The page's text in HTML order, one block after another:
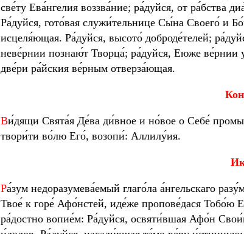
све́ту Ева́нгелия воззва́ние; ра́дуйся, от ра́бства
Ра́дуйся, гото́вая служи́тельнице Сы́на Своего́ и
исцеля́ющая. Ра́дуйся, высото́ доброде́телей;
неве́рнии познаю́т Творца́; ра́дуйся, Еюже ве́рнии
две́ри ра́йския ве́рным отверза́ющая.
К
Ви́дящи Свята́я Де́ва ди́вное и но́вое о Себе́
твори́ти во́лю Его́, возопи́: Аллилу́ия.
И
Ра́зум недоразумева́емый глаго́ла а́нгельскаго
Твое́ к горе́ Афо́нстей, иде́же пропове́дася
ра́достно вопие́м: Ра́дуйся, освяти́вшая Афо́н